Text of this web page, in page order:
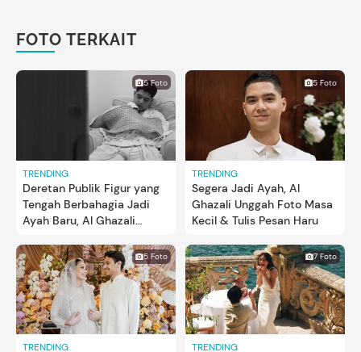
FOTO TERKAIT
5 Foto
TRENDING
Deretan Publik Figur yang
Tengah Berbahagia Jadi
Ayah Baru, Al Ghazali
5 Foto
TRENDING
Segera Jadi Ayah, Al
Ghazali Unggah Foto Masa
Kecil & Tulis Pesan Haru
5 Foto
TRENDING
7 Foto
TRENDING